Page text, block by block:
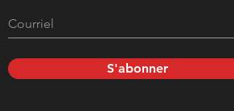
S'abonner